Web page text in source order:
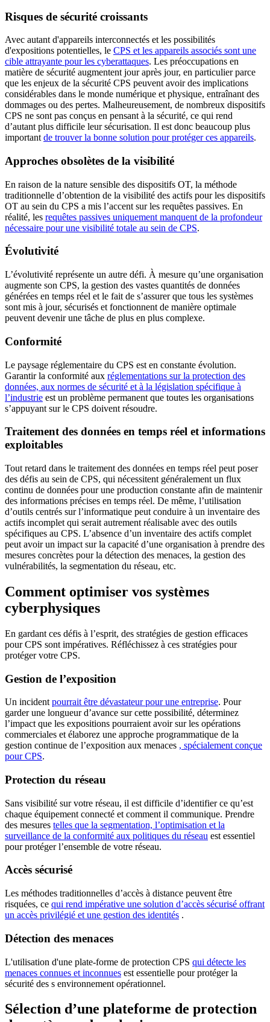
Risques de sécurité croissants
Avec autant d'appareils interconnectés et les possibilités
d'expositions potentielles, le CPS et les appareils associés sont une
cible attrayante pour les cyberattaques. Les préoccupations en
matière de sécurité augmentent jour après jour, en particulier parce
que les enjeux de la sécurité CPS peuvent avoir des implications
considérables dans le monde numérique et physique, entraînant des
dommages ou des pertes. Malheureusement, de nombreux dispositifs
CPS ne sont pas conçus en pensant à la sécurité, ce qui rend
d’autant plus difficile leur sécurisation. Il est donc beaucoup plus
important de trouver la bonne solution pour protéger ces appareils.
Approches obsolètes de la visibilité
En raison de la nature sensible des dispositifs OT, la méthode
traditionnelle d’obtention de la visibilité des actifs pour les dispositifs
OT au sein du CPS a mis l’accent sur les requêtes passives. En
réalité, les requêtes passives uniquement manquent de la profondeur
nécessaire pour une visibilité totale au sein de CPS.
Évolutivité
L’évolutivité représente un autre défi. À mesure qu’une organisation
augmente son CPS, la gestion des vastes quantités de données
générées en temps réel et le fait de s’assurer que tous les systèmes
sont mis à jour, sécurisés et fonctionnent de manière optimale
peuvent devenir une tâche de plus en plus complexe.
Conformité
Le paysage réglementaire du CPS est en constante évolution.
Garantir la conformité aux réglementations sur la protection des
données, aux normes de sécurité et à la législation spécifique à
l’industrie est un problème permanent que toutes les organisations
s’appuyant sur le CPS doivent résoudre.
Traitement des données en temps réel et informations
exploitables
Tout retard dans le traitement des données en temps réel peut poser
des défis au sein de CPS, qui nécessitent généralement un flux
continu de données pour une production constante afin de maintenir
des informations précises en temps réel. De même, l’utilisation
d’outils centrés sur l’informatique peut conduire à un inventaire des
actifs incomplet qui serait autrement réalisable avec des outils
spécifiques au CPS. L’absence d’un inventaire des actifs complet
peut avoir un impact sur la capacité d’une organisation à prendre des
mesures concrètes pour la détection des menaces, la gestion des
vulnérabilités, la segmentation du réseau, etc.
Comment optimiser vos systèmes
cyberphysiques
En gardant ces défis à l’esprit, des stratégies de gestion efficaces
pour CPS sont impératives. Réfléchissez à ces stratégies pour
protéger votre CPS.
Gestion de l’exposition
Un incident pourrait être dévastateur pour une entreprise. Pour
garder une longueur d’avance sur cette possibilité, déterminez
l’impact que les expositions pourraient avoir sur les opérations
commerciales et élaborez une approche programmatique de la
gestion continue de l’exposition aux menaces , spécialement conçue
pour CPS.
Protection du réseau
Sans visibilité sur votre réseau, il est difficile d’identifier ce qu’est
chaque équipement connecté et comment il communique. Prendre
des mesures telles que la segmentation, l’optimisation et la
surveillance de la conformité aux politiques du réseau est essentiel
pour protéger l’ensemble de votre réseau.
Accès sécurisé
Les méthodes traditionnelles d’accès à distance peuvent être
risquées, ce qui rend impérative une solution d’accès sécurisé offrant
un accès privilégié et une gestion des identités .
Détection des menaces
L'utilisation d'une plate-forme de protection CPS qui détecte les
menaces connues et inconnues est essentielle pour protéger la
sécurité des s environnement opérationnel.
Sélection d’une plateforme de protection